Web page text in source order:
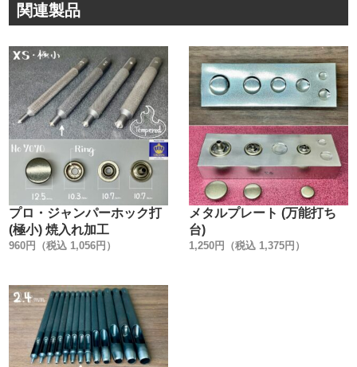
金具1つとっても、世の中には様々なメーカーがあります。
方もいらっしゃるかもしれません。
普段、金具の品質を金属製品としての視点から見る事がな
いかもしれません。
実は、金具はどこのメーカーでも同じでは無いんです。
弊社では、【日本製で高品質・低価格な金具】を、【レザ
ークラフト工具製造メーカーの視点】から選んで販売して
います。
信頼のおける金具メーカーの規格に合わせた、工具(打棒)
を作る事を作る事が、一番使用上のトラブルが無いので
す。
HIGH CROWNは【革製品の為だけに開発した金具】で
す。
『革製品は使えるのに、金具が先に壊れてしまった』経験
はありませんか？
金具の劣化は、水分や汗だけが原因とは限りません。
関連製品
プロ・ジャンパーホック打
(極小) 焼入れ加工
960円（税込 1,056円）
メタルプレート (万能打ち
台)
1,250円（税込 1,375円）